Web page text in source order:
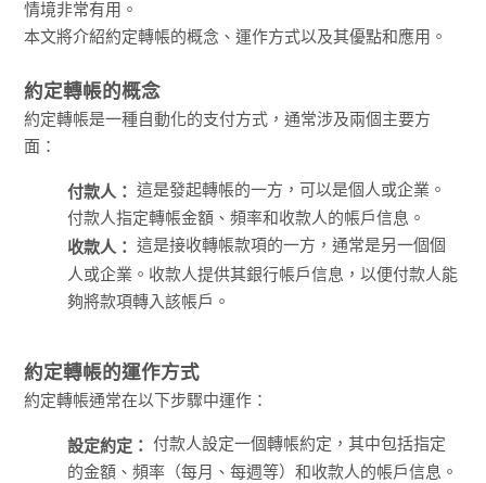
情境非常有用。
本文將介紹約定轉帳的概念、運作方式以及其優點和應用。
約定轉帳的概念
約定轉帳是一種自動化的支付方式，通常涉及兩個主要方
面：
付款人： 這是發起轉帳的一方，可以是個人或企業。
付款人指定轉帳金額、頻率和收款人的帳戶信息。
收款人： 這是接收轉帳款項的一方，通常是另一個個
人或企業。收款人提供其銀行帳戶信息，以便付款人能
夠將款項轉入該帳戶。
約定轉帳的運作方式
約定轉帳通常在以下步驟中運作：
設定約定： 付款人設定一個轉帳約定，其中包括指定
的金額、頻率（每月、每週等）和收款人的帳戶信息。